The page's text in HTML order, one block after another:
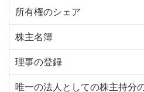
所有権のシェア
株主名簿
理事の登録
唯一の法人としての株主持分